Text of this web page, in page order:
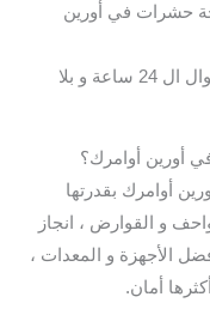
حشرات في أورين
تعمل شركة مكافحة حشرات في أورين طوال ال 24 ساعة و بلا
أورين أوامرك؟
أوامرك بقدرتها
و القوارض ، انجاز
الأجهزة و المعدات ،
أمان.